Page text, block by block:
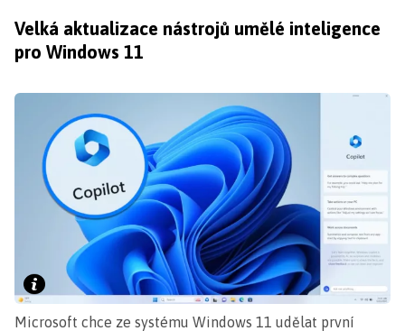
Velká aktualizace nástrojů umělé inteligence
pro Windows 11
Microsoft chce ze systému Windows 11 udělat první